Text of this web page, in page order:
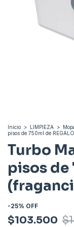
Inicio > LIMPIEZA >
pisos de 750ml de
Turbo
pisos de
-25% OFF
$103.500